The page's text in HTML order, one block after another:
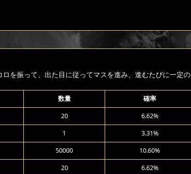
を振って、出た目に従ってマスを進み、進むたびに一定の
数量 確率
20 6.62%
1 3.31%
50000 10.60%
20 6.62%